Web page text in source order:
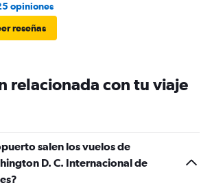
opiniones
reseñas
relacionada con tu viaje
salen los vuelos de
D. C. Internacional de